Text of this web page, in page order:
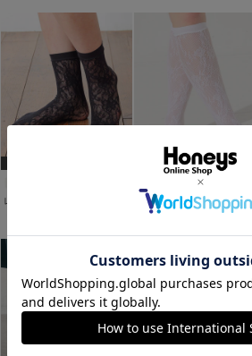
レースクルー丈ソックス レースハイソックス
￥580